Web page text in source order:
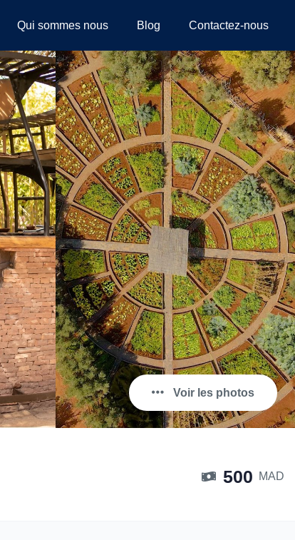
Qui sommes nous Blog Contactez-nous
Voir les photos
500 MAD